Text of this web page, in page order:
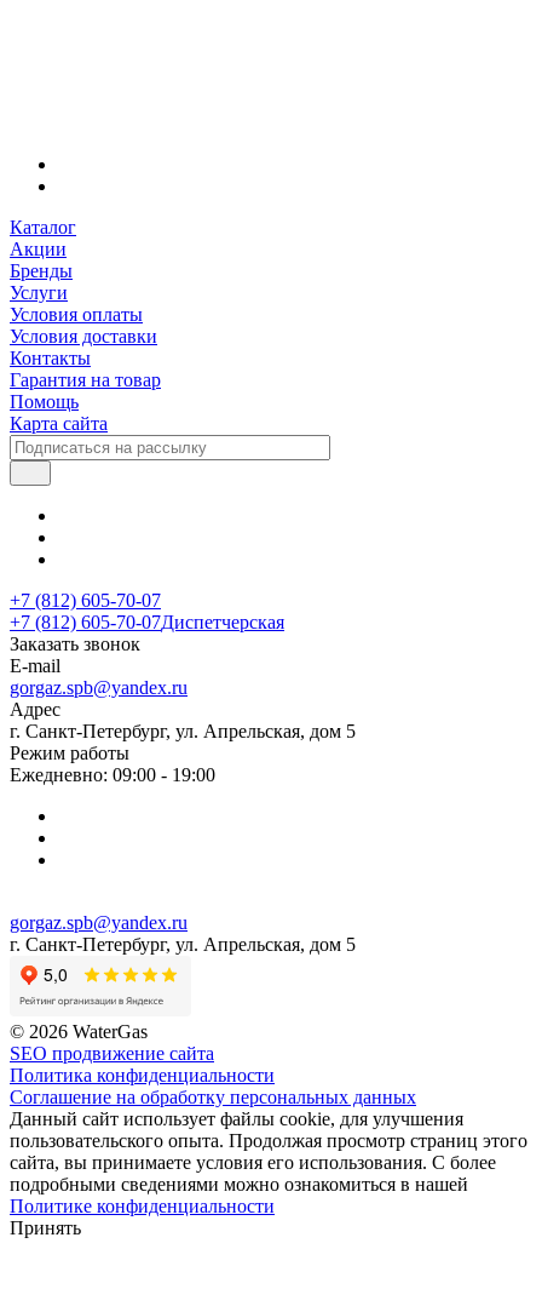
Каталог
Акции
Бренды
Услуги
Условия оплаты
Условия доставки
Контакты
Гарантия на товар
Помощь
Карта сайта
+7 (812) 605-70-07
+7 (812) 605-70-07Диспетчерская
Заказать звонок
E-mail
gorgaz.spb@yandex.ru
Адрес
г. Санкт-Петербург, ул. Апрельская, дом 5
Режим работы
Ежедневно: 09:00 - 19:00
gorgaz.spb@yandex.ru
г. Санкт-Петербург, ул. Апрельская, дом 5
© 2026 WaterGas
SEO продвижение сайта
Политика конфиденциальности
Соглашение на обработку персональных данных
Данный сайт использует файлы cookie, для улучшения
пользовательского опыта. Продолжая просмотр страниц этого
сайта, вы принимаете условия его использования. С более
подробными сведениями можно ознакомиться в нашей
Политике конфиденциальности
Принять